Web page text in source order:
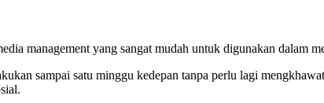
management yang sangat mudah untuk digunakan dalam
sampai satu minggu kedepan tanpa perlu lagi